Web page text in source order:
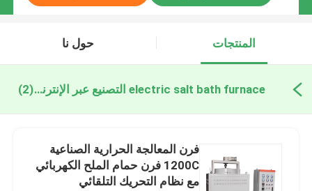
المنتجات حول نا
electric salt bath furnace التصنيع عبر الإنترنت(2)
فرن المعالجة الحرارية الصناعية
1200C فرن حمام الملح الكهربائي
مع نظام التحريك التلقائي